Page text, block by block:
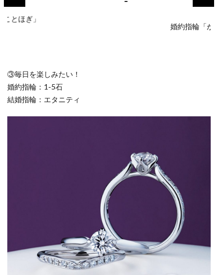
結婚指輪「ことほぎ」
③毎日を楽しみたい！
婚約指輪：1-5石
結婚指輪：エタニティ